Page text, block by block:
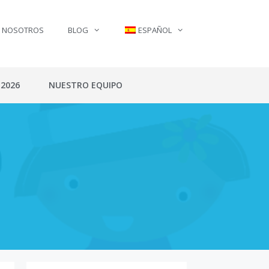
NOSOTROS BLOG ESPAÑOL
NUESTRO EQUIPO